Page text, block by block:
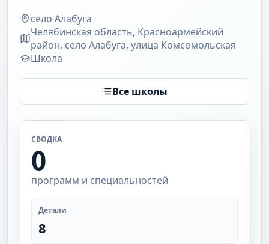
село Алабуга
Челябинская область, Красноармейский
район, село Алабуга, улица Комсомольская
Школа
Все школы
СВОДКА
0
программ и специальностей
Детали
8